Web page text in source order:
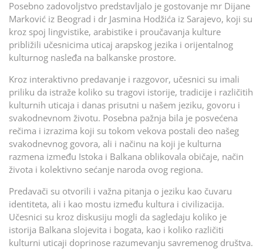
Posebno zadovoljstvo predstavljalo je gostovanje mr Dijane
Marković iz Beograd i dr Jasmina Hodžića iz Sarajevo, koji su
kroz spoj lingvistike, arabistike i proučavanja kulture
približili učesnicima uticaj arapskog jezika i orijentalnog
kulturnog nasleđa na balkanske prostore.
Kroz interaktivno predavanje i razgovor, učesnici su imali
priliku da istraže koliko su tragovi istorije, tradicije i različitih
kulturnih uticaja i danas prisutni u našem jeziku, govoru i
svakodnevnom životu. Posebna pažnja bila je posvećena
rečima i izrazima koji su tokom vekova postali deo našeg
svakodnevnog govora, ali i načinu na koji je kulturna
razmena između Istoka i Balkana oblikovala običaje, način
života i kolektivno sećanje naroda ovog regiona.
Predavači su otvorili i važna pitanja o jeziku kao čuvaru
identiteta, ali i kao mostu između kultura i civilizacija.
Učesnici su kroz diskusiju mogli da sagledaju koliko je
istorija Balkana slojevita i bogata, kao i koliko različiti
kulturni uticaji doprinose razumevanju savremenog društva.